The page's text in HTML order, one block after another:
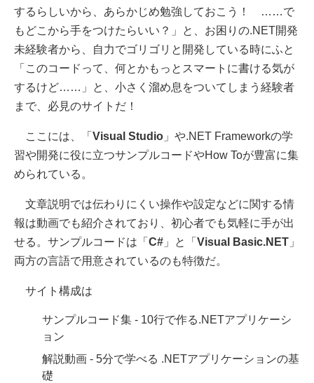
するらしいから、あらかじめ勉強しておこう！ ……で
もどこから手をつけたらいい？」と、お困りの.NET開発
未経験者から、自力でゴリゴリと開発している時にふと
「このコードって、何とかもっとスマートに書ける気が
するけど……」と、小さく溜め息をついてしまう経験者
まで、必見のサイトだ！
ここには、「 Visual Studio 」や.NET Frameworkの学
習や開発に役に立つサンプルコードやHow Toが豊富に集
められている。
文章説明では伝わりにくい操作や設定などに関する情
報は動画でも紹介されており、初心者でも気軽に手が出
せる。サンプルコードは「 C# 」と「 Visual Basic.NET 」
両方の言語で用意されているのも特徴だ。
サイト構成は
サンプルコード集 - 10行で作る.NETアプリケーシ
ョン
解説動画 - 5分で学べる .NETアプリケーションの基
礎